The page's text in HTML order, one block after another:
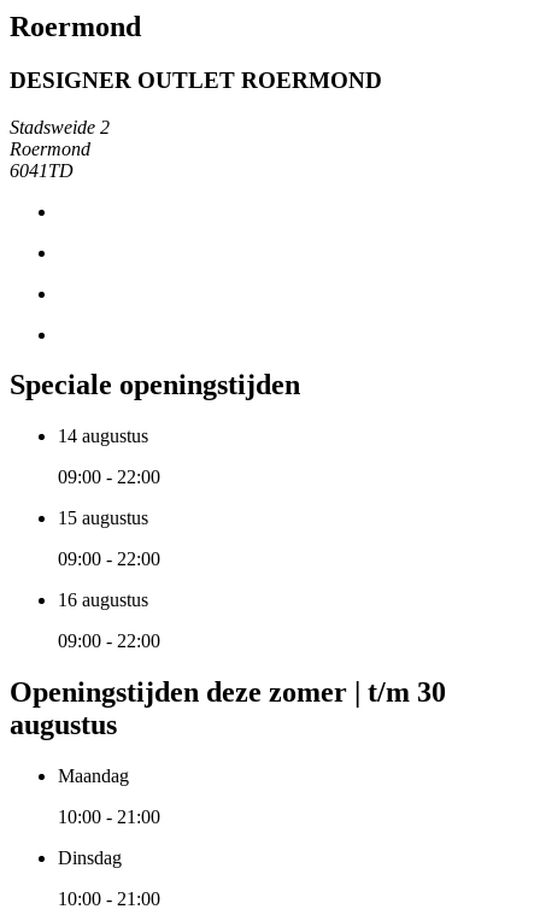
Roermond
DESIGNER OUTLET ROERMOND
Stadsweide 2
Roermond
6041TD
Speciale openingstijden
14 augustus
09:00 - 22:00
15 augustus
09:00 - 22:00
16 augustus
09:00 - 22:00
Openingstijden deze zomer | t/m 30
augustus
Maandag
10:00 - 21:00
Dinsdag
10:00 - 21:00